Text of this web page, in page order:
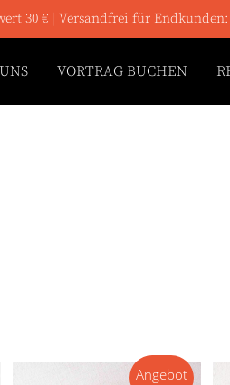
30 € | Versandfrei für Endkunden:
VORTRAG BUCHEN
Angebot